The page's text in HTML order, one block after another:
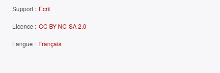
Support : Écrit
Licence : CC BY-NC-SA 2.0
Langue : Français